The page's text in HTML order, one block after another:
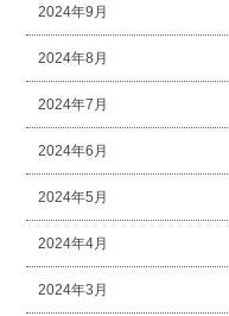
2024年9月
2024年8月
2024年7月
2024年6月
2024年5月
2024年4月
2024年3月